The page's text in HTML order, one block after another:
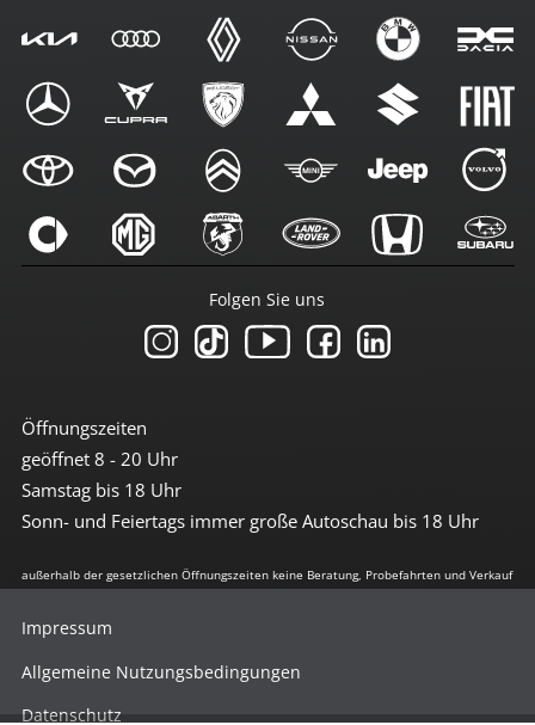
Öffnungszeiten
geöffnet 8 - 20 Uhr
Samstag bis 18 Uhr
Sonn- und Feiertags immer große Autoschau bis 18 Uhr
Folgen Sie uns
außerhalb der gesetzlichen Öffnungszeiten keine Beratung, Probefahrten und Verkauf
Impressum
Allgemeine Nutzungsbedingungen
Datenschutz